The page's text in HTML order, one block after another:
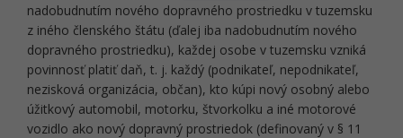
nadobudnutím nového dopravného prostriedku v tuzemsku
z iného členského štátu (ďalej iba nadobudnutím nového
dopravného prostriedku), každej osobe v tuzemsku vzniká
povinnosť platiť daň, t. j. každý (podnikateľ, nepodnikateľ,
nezisková organizácia, občan), kto kúpi nový osobný alebo
úžitkový automobil, motorku, štvorkolku a iné motorové
vozidlo ako nový dopravný prostriedok (definovaný v § 11